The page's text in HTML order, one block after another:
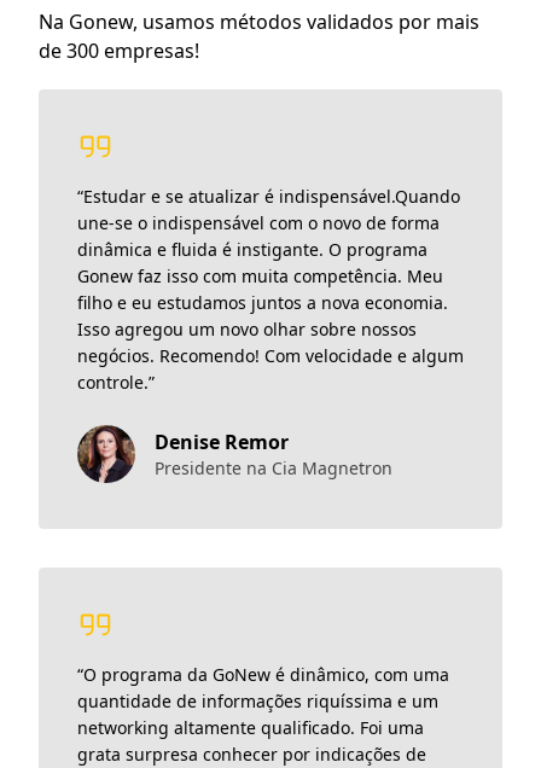
Na Gonew, usamos métodos validados por mais
de 300 empresas!
“Estudar e se atualizar é indispensável.Quando
une-se o indispensável com o novo de forma
dinâmica e fluida é instigante. O programa
Gonew faz isso com muita competência. Meu
filho e eu estudamos juntos a nova economia.
Isso agregou um novo olhar sobre nossos
negócios. Recomendo! Com velocidade e algum
controle.”
Denise Remor
Presidente na Cia Magnetron
“O programa da GoNew é dinâmico, com uma
quantidade de informações riquíssima e um
networking altamente qualificado. Foi uma
grata surpresa conhecer por indicações de